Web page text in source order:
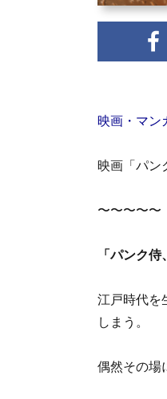
映画・マン
映画「パン
〜〜〜〜〜
「パンク侍
江戸時代を
しまう。
偶然その場